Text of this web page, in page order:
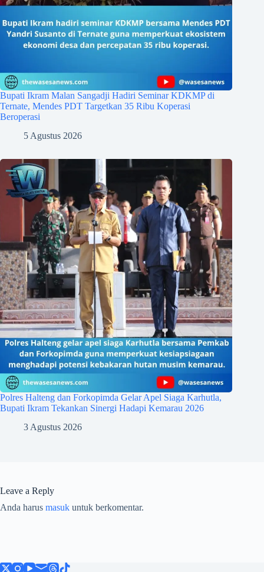
Bupati Ikram Malan Sangadji Hadiri Seminar KDKMP di
Ternate, Mendes PDT Targetkan 35 Ribu Koperasi
Beroperasi
5 Agustus 2026
Polres Halteng dan Forkopimda Gelar Apel Siaga Karhutla,
Bupati Ikram Tekankan Sinergi Hadapi Kemarau 2026
3 Agustus 2026
Leave a Reply
Anda harus masuk untuk berkomentar.